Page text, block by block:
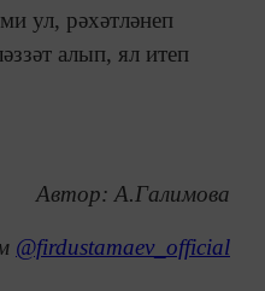
ул, рәхәтләнеп
алып, ял итеп
Автор: А.Галимова
@firdustamaev_official